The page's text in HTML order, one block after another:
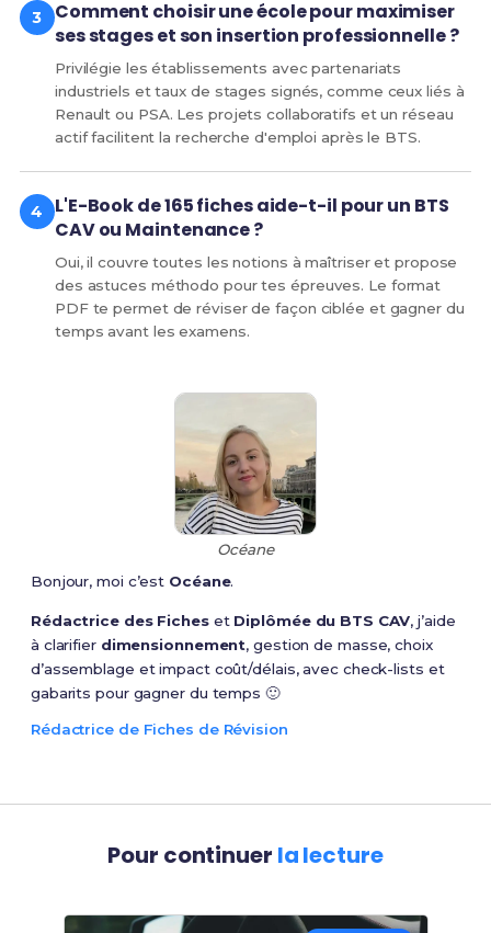
Comment choisir une école pour maximiser
ses stages et son insertion professionnelle ?
Privilégie les établissements avec partenariats
industriels et taux de stages signés, comme ceux liés à
Renault ou PSA. Les projets collaboratifs et un réseau
actif facilitent la recherche d'emploi après le BTS.
L'E-Book de 165 fiches aide-t-il pour un BTS
CAV ou Maintenance ?
Oui, il couvre toutes les notions à maîtriser et propose
des astuces méthodo pour tes épreuves. Le format
PDF te permet de réviser de façon ciblée et gagner du
temps avant les examens.
Océane
Bonjour, moi c’est Océane.
Rédactrice des Ficheset Diplômée du BTS CAV, j’aide
à clarifier dimensionnement, gestion de masse, choix
d’assemblage et impact coût/délais, avec check-lists et
gabarits pour gagner du temps 🙂
Rédactrice de Fiches de Révision
Pour continuer la lecture